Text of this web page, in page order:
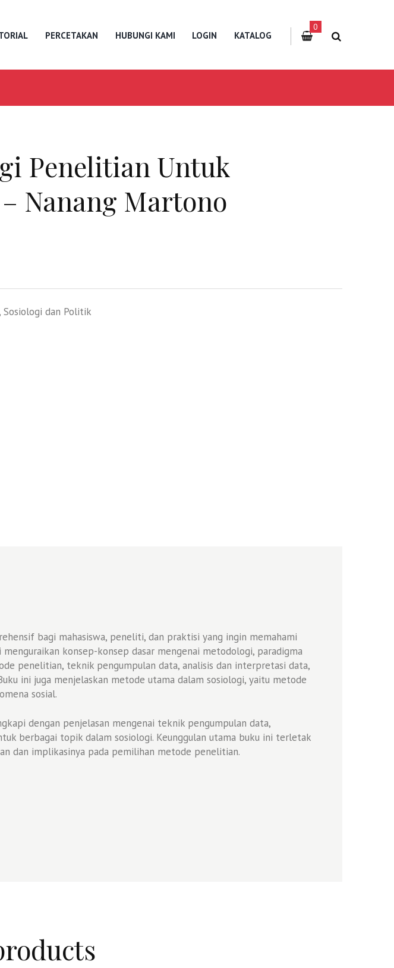
PERCETAKAN HUBUNGI KAMI LOGIN KATALOG
0
Penelitian Untuk
Nanang Martono
Sosiologi dan Politik
bagi mahasiswa, peneliti, dan praktisi yang ingin memahami
konsep-konsep dasar mengenai metodologi, paradigma
penelitian, teknik pengumpulan data, analisis dan interpretasi data,
ini juga menjelaskan metode utama dalam sosiologi, yaitu metode
sosial.
dengan penjelasan mengenai teknik pengumpulan data,
berbagai topik dalam sosiologi. Keunggulan utama buku ini terletak
dan implikasinya pada pemilihan metode penelitian.